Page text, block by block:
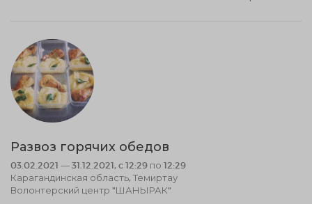
Развоз горячих обедов
03.02.2021 — 31.12.2021, c 12:29 по 12:29
Карагандинская область, Темиртау
Волонтерский центр "ШАНЫРАК"